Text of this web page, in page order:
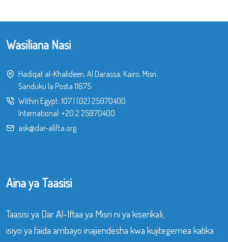
Wasiliana Nasi
Hadiqat al-Khalideen, Al Darassa, Kairo, Misri.
Sanduku la Posta 11675
Within Egypt: 107| (02) 25970400
International: +20 2 25970400
ask@dar-alifta.org
Aina ya Taasisi
Taasisi ya Dar Al-Iftaa ya Misri ni ya kiserikali,
isiyo ya faida ambayo inajiendesha kwa kujitegemea katika